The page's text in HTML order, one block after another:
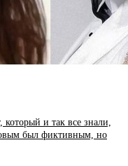
который и так все знали,
был фиктивным, но